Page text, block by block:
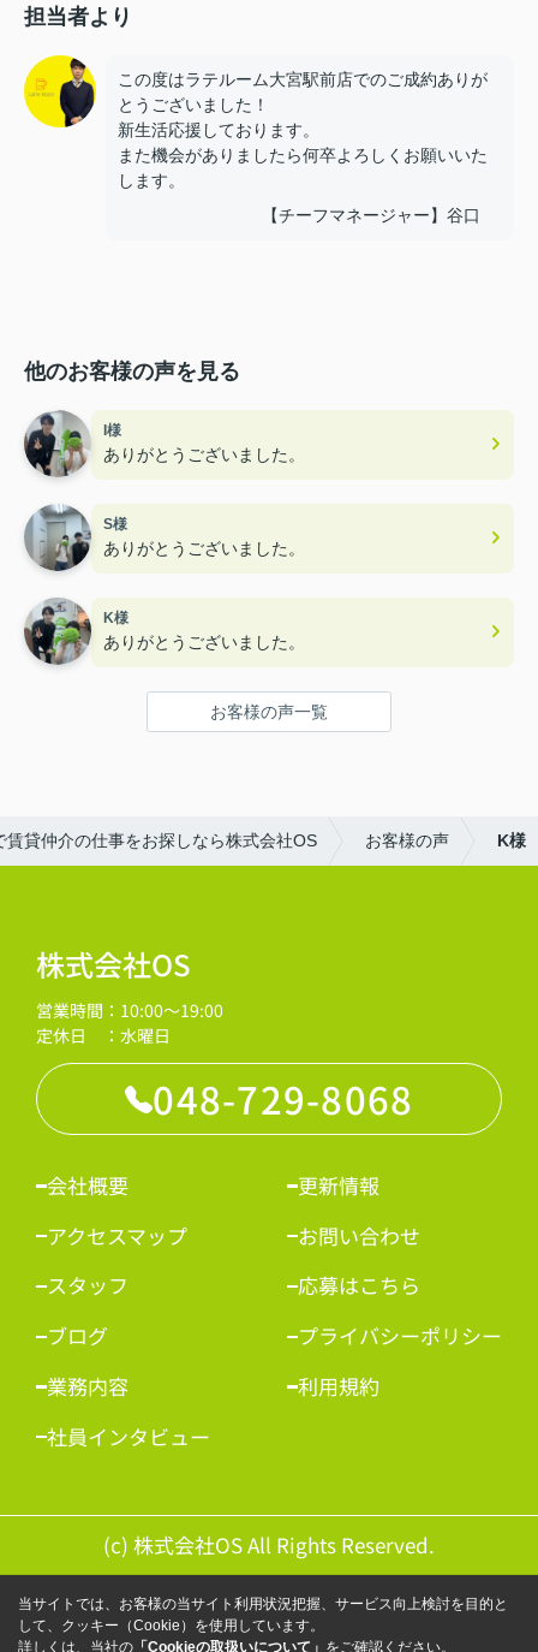
担当者より
この度はラテルーム大宮駅前店でのご成約ありが
とうございました！
新生活応援しております。
また機会がありましたら何卒よろしくお願いいた
します。
【チーフマネージャー】谷口
他のお客様の声を見る
I様
ありがとうございました。
S様
ありがとうございました。
K様
ありがとうございました。
お客様の声一覧
賃貸仲介の仕事をお探しなら株式会社OS お客様の声 K様
株式会社OS
営業時間：10:00～19:00
定休日 ：水曜日
048-729-8068
会社概要
アクセスマップ
スタッフ
ブログ
業務内容
社員インタビュー
更新情報
お問い合わせ
応募はこちら
プライバシーポリシー
利用規約
(c) 株式会社OS All Rights Reserved.
当サイトでは、お客様の当サイト利用状況把握、サービス向上検討を目的と
して、クッキー（Cookie）を使用しています。
詳しくは、当社の 「Cookieの取扱いについて」 をご確認ください。